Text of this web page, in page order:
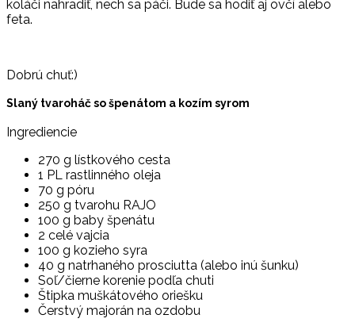
koláči nahradiť, nech sa páči. Bude sa hodiť aj ovčí alebo
feta.
Dobrú chuť:)
Slaný tvaroháč so špenátom a kozím syrom
Ingrediencie
270 g lístkového cesta
1 PL rastlinného oleja
70 g póru
250 g tvarohu RAJO
100 g baby špenátu
2 celé vajcia
100 g kozieho syra
40 g natrhaného prosciutta (alebo inú šunku)
Soľ/čierne korenie podľa chuti
Štipka muškátového oriešku
Čerstvý majorán na ozdobu